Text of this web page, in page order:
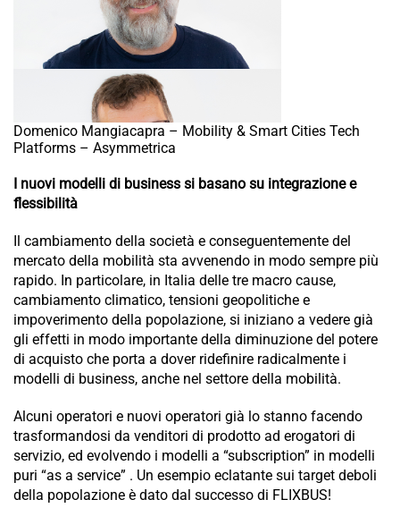
Domenico Mangiacapra – Mobility & Smart Cities Tech
Platforms – Asymmetrica
I nuovi modelli di business si basano su integrazione e
flessibilità
Il cambiamento della società e conseguentemente del
mercato della mobilità sta avvenendo in modo sempre più
rapido. In particolare, in Italia delle tre macro cause,
cambiamento climatico, tensioni geopolitiche e
impoverimento della popolazione, si iniziano a vedere già
gli effetti in modo importante della diminuzione del potere
di acquisto che porta a dover ridefinire radicalmente i
modelli di business, anche nel settore della mobilità.
Alcuni operatori e nuovi operatori già lo stanno facendo
trasformandosi da venditori di prodotto ad erogatori di
servizio, ed evolvendo i modelli a “subscription” in modelli
puri “as a service” . Un esempio eclatante sui target deboli
della popolazione è dato dal successo di FLIXBUS!